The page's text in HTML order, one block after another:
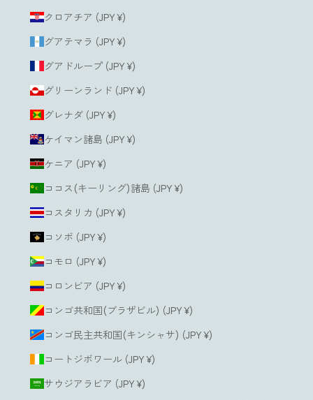
クロアチア (JPY ¥)
グアテマラ (JPY ¥)
グアドループ (JPY ¥)
グリーンランド (JPY ¥)
グレナダ (JPY ¥)
ケイマン諸島 (JPY ¥)
ケニア (JPY ¥)
ココス(キーリング)諸島 (JPY ¥)
コスタリカ (JPY ¥)
コソボ (JPY ¥)
コモロ (JPY ¥)
コロンビア (JPY ¥)
コンゴ共和国(ブラザビル) (JPY ¥)
コンゴ民主共和国(キンシャサ) (JPY ¥)
コートジボワール (JPY ¥)
サウジアラビア (JPY ¥)